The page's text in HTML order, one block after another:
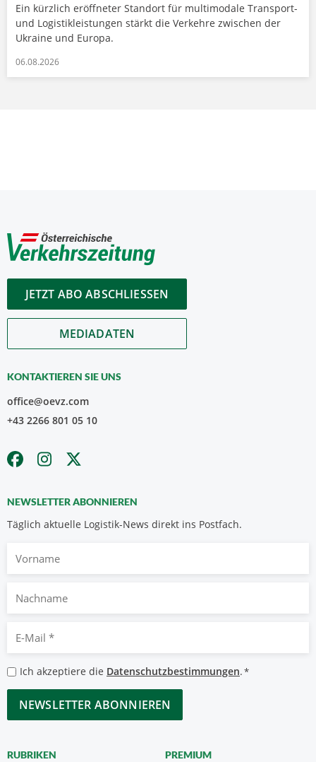
Ein kürzlich eröffneter Standort für multimodale Transport-
und Logistikleistungen stärkt die Verkehre zwischen der
Ukraine und Europa.
06.08.2026
JETZT ABO ABSCHLIESSEN
MEDIADATEN
KONTAKTIEREN SIE UNS
office@oevz.com
+43 2266 801 05 10
NEWSLETTER ABONNIEREN
Täglich aktuelle Logistik-News direkt ins Postfach.
Nachname
Mail
*
Datenschutzbestimmungen
*
Ich akzeptiere die Datenschutzbestimmungen.*
CAPTCHA
RUBRIKEN PREMIUM